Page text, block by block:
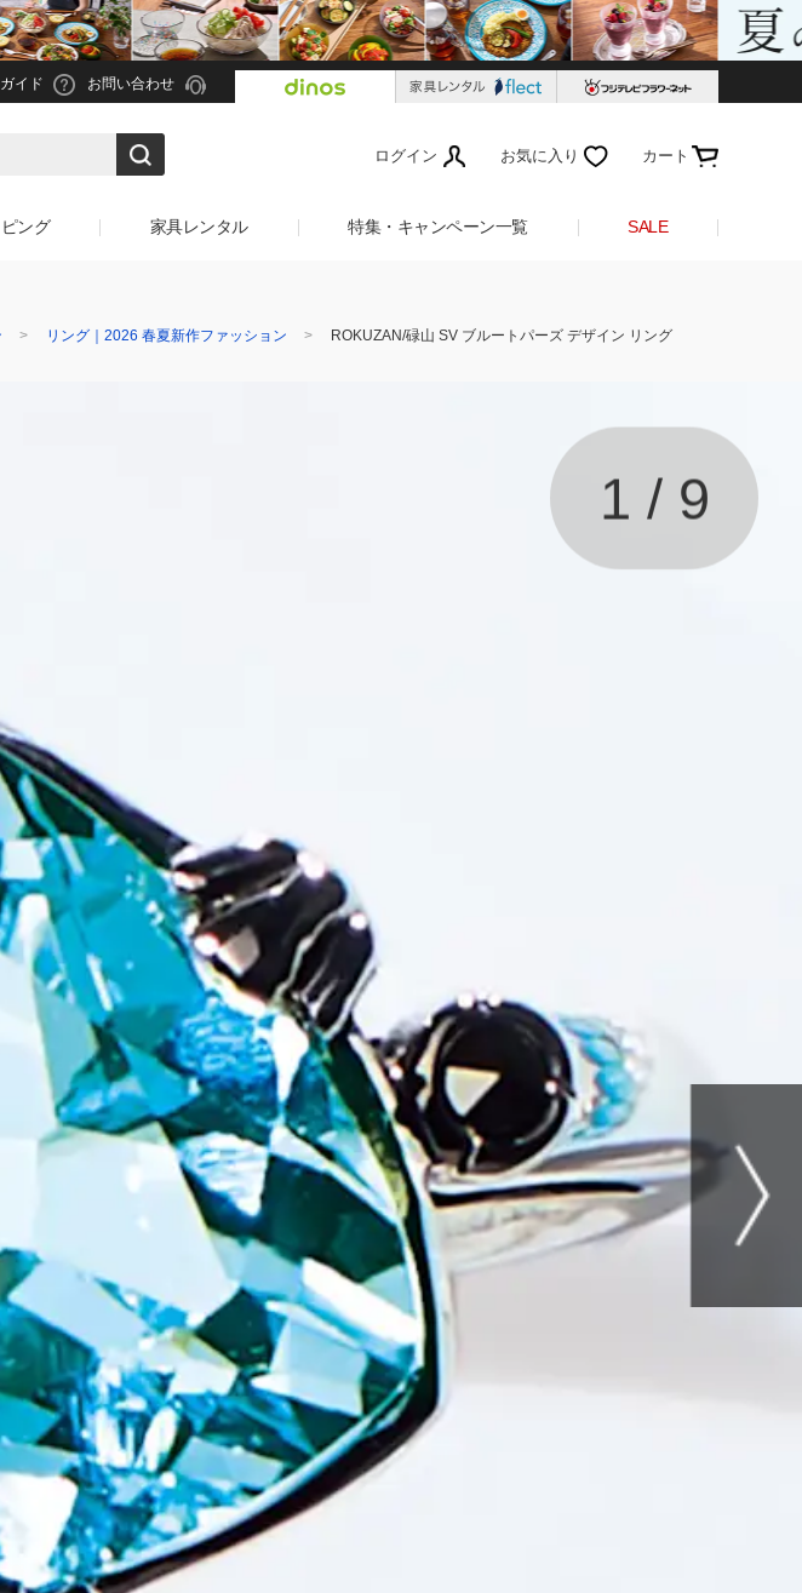
イド お問い合わせ
ログイン お気に入り カート
ング 家具レンタル 特集・キャンペーン一覧 SALE
リング｜2026 春夏新作ファッション ROKUZAN/碌山 SV ブルートパーズ デザイン リング
1 / 9